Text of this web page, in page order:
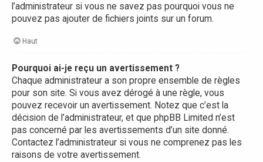
l’administrateur si vous ne savez pas pourquoi vous ne
pouvez pas ajouter de fichiers joints sur un forum.
Haut
Pourquoi ai-je reçu un avertissement ?
Chaque administrateur a son propre ensemble de règles
pour son site. Si vous avez dérogé à une règle, vous
pouvez recevoir un avertissement. Notez que c’est la
décision de l’administrateur, et que phpBB Limited n’est
pas concerné par les avertissements d’un site donné.
Contactez l’administrateur si vous ne comprenez pas les
raisons de votre avertissement.